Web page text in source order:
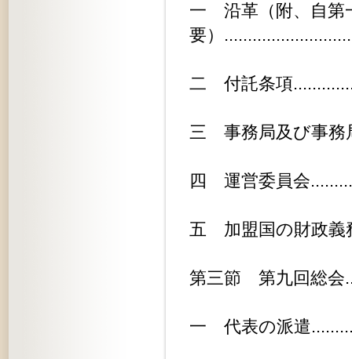
一 沿革（附、自第
要）
二 付託条項
三 事務局及び事務
四 運営委員会
五 加盟国の財政義
第三節 第九回総会
一 代表の派遣